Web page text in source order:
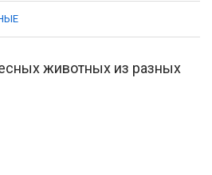
животных из разных